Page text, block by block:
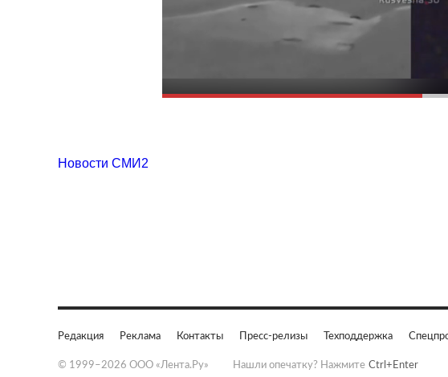
Новости СМИ2
Редакция Реклама Контакты Пресс-релизы Техподдержка
© 1999–2026 ООО «Лента.Ру» Нашли опечатку? Нажмите Ctrl+Enter